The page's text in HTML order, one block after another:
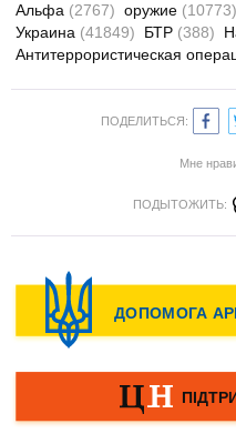
Альфа (2767) оружие (10773)
Украина (41849) БТР (388)
Антитеррористическая
ПОДЕЛИТЬСЯ:
Мне
ПОДЫТОЖИТЬ: